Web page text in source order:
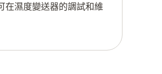
在濕度變送器的調試和維